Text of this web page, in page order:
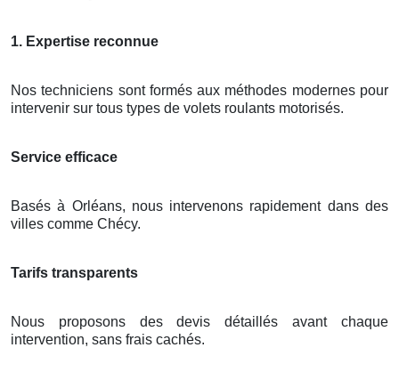
1. Expertise reconnue
Nos techniciens sont formés aux méthodes modernes pour
intervenir sur tous types de volets roulants motorisés.
Service efficace
Basés à Orléans, nous intervenons rapidement dans des
villes comme Chécy.
Tarifs transparents
Nous proposons des devis détaillés avant chaque
intervention, sans frais cachés.